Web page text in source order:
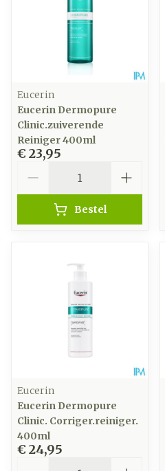
Eucerin
Eucerin Dermopure
Clinic.zuiverende
Reiniger 400ml
€ 23,95
Bestel
Eucerin
Eucerin Dermopure
Clinic. Corriger.reiniger.
400ml
€ 24,95